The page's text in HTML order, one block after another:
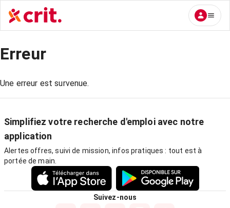
Erreur
Une erreur est survenue.
Simplifiez votre recherche d'emploi avec notre
application
Alertes offres, suivi de mission, infos pratiques : tout est à
portée de main.
Suivez-nous